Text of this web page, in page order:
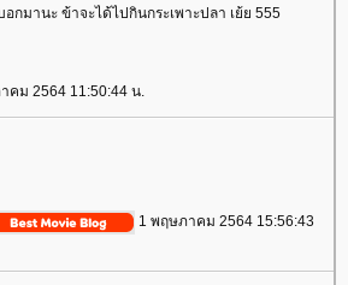
กมานะ ข้าจะได้ไปกินกระเพาะปลา เย้ย 555
คม 2564 11:50:44 น.
1 พฤษภาคม 2564 15:56:43